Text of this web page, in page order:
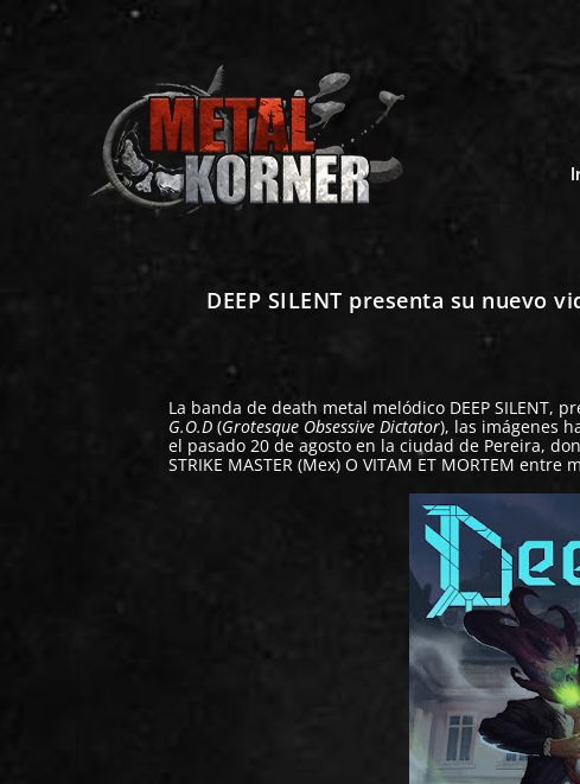
DEEP SILENT presenta su nuevo
La banda de death metal melódico DEEP SILENT,
G.O.D (Grotesque Obsessive Dictator), las imágenes
el pasado 20 de agosto en la ciudad de Pereira,
STRIKE MASTER (Mex) O VITAM ET MORTEM entre